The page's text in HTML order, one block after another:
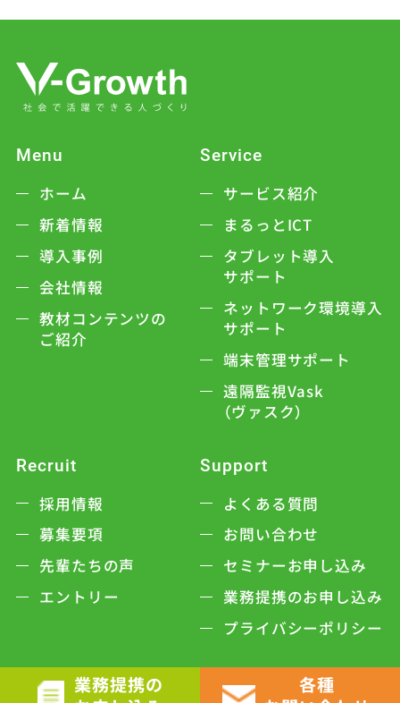
業務提携の
各種
Menu
ホーム
新着情報
導入事例
会社情報
教材コンテンツの
ご紹介
Service
サービス紹介
まるっとICT
タブレット導入
サポート
ネットワーク環境導入
サポート
端末管理サポート
遠隔監視Vask
（ヴァスク）
Recruit
採用情報
募集要項
先輩たちの声
エントリー
Support
よくある質問
お問い合わせ
セミナーお申し込み
業務提携のお申し込み
プライバシーポリシー